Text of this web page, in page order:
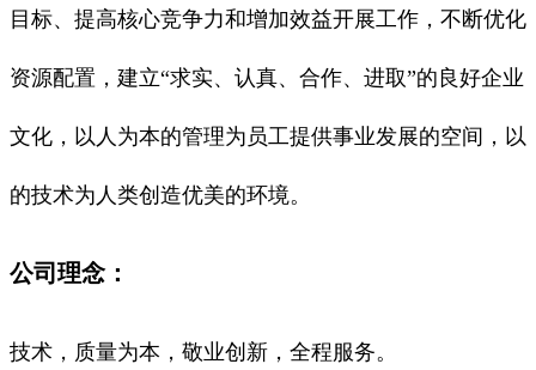
目标、提高核心竞争力和增加效益开展工作，不断优化
资源配置，建立“求实、认真、合作、进取”的良好企业
文化，以人为本的管理为员工提供事业发展的空间，以
的技术为人类创造优美的环境。
公司理念：
技术，质量为本，敬业创新，全程服务。